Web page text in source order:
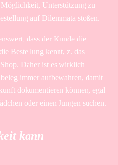
Unterstützung zu
auf Dilemmata stoßen.
dass der Kunde die
Bestellung kennt, z. das
Daher ist es wirklich
immer aufbewahren, damit
dokumentieren können, egal
oder einen Jungen suchen.
kann